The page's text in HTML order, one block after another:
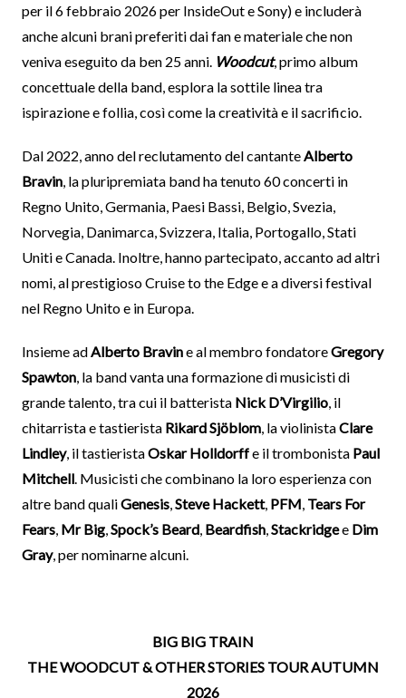
per il 6 febbraio 2026 per InsideOut e Sony) e includerà
anche alcuni brani preferiti dai fan e materiale che non
veniva eseguito da ben 25 anni. Woodcut, primo album
concettuale della band, esplora la sottile linea tra
ispirazione e follia, così come la creatività e il sacrificio.
Dal 2022, anno del reclutamento del cantante Alberto
Bravin, la pluripremiata band ha tenuto 60 concerti in
Regno Unito, Germania, Paesi Bassi, Belgio, Svezia,
Norvegia, Danimarca, Svizzera, Italia, Portogallo, Stati
Uniti e Canada. Inoltre, hanno partecipato, accanto ad altri
nomi, al prestigioso Cruise to the Edge e a diversi festival
nel Regno Unito e in Europa.
Insieme ad Alberto Bravine al membro fondatoreGregory
Spawton, la band vanta una formazione di musicisti di
grande talento, tra cui il batterista Nick D’Virgilio, il
chitarrista e tastierista Rikard Sjöblom, la violinistaClare
Lindley, il tastieristaOskar Holldorffe il trombonista Paul
Mitchell. Musicisti che combinano la loro esperienza con
altre band qualiGenesis, Steve Hackett, PFM Tears For
Fears, Mr Big, Spock’s Beard, Beardfish, Stackridgee Dim
Gray, per nominarne alcuni.
BIG BIG TRAIN
THE WOODCUT & OTHER STORIES TOUR AUTUMN
2026